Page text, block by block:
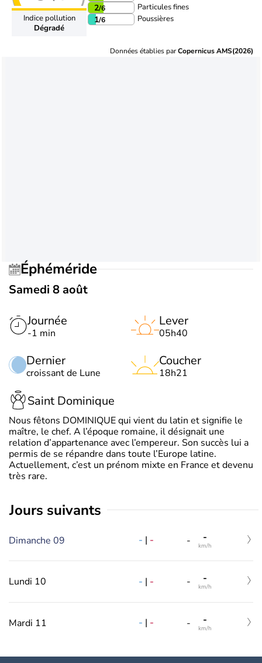
Indice pollution
Dégradé
2/6 Particules fines
1/6 Poussières
Données établies parCopernicus AMS(2026)
Éphéméride
Samedi 8 août
Journée
-1 min
Dernier
croissant de Lune
Lever
05h40
Coucher
18h21
Saint Dominique
Nous fêtons DOMINIQUE qui vient du latin et signifie le
maître, le chef. A l’époque romaine, il désignait une
relation d’appartenance avec l’empereur. Son succès lui a
permis de se répandre dans toute l’Europe latine.
Actuellement, c’est un prénom mixte en France et devenu
très rare.
jours suivants
Dimanche 09 - | - - -
km/h
Lundi 10 - | - - -
km/h
Mardi 11 - | - - -
km/h